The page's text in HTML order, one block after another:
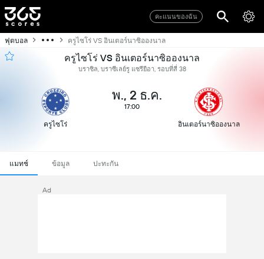
คะแนนของฉัน
ฟุตบอล ครูไซโร่ VS อินเตอร์นาซิอองนาล
ครูไซโร่ VS อินเตอร์นาซิอองนาล
บราซิล, บราซีเลย์รู แซรียีอา, รอบที่สี่ 38
ครูไซโร่
พ., 2 ธ.ค.
17:00
อินเตอร์นาซิอองนาล
แมทช์ ข้อมูล ปะทะกัน
Ad